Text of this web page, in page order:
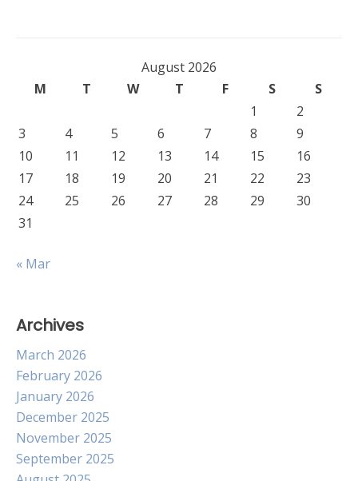
August 2026
M
T W T F S
S
1
2
3
4 5 6 7 8
9
10
11 12 13 14 15
16
17
18 19 20 21 22
23
24
25 26 27 28 29
30
31
« Mar
Archives
March 2026
February 2026
January 2026
December 2025
November 2025
September 2025